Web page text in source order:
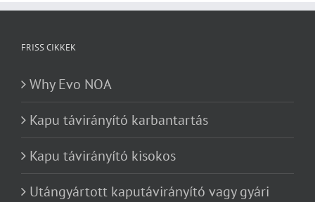
FRISS CIKKEK
Why Evo NOA
Kapu távirányító karbantartás
Kapu távirányító kisokos
Utángyártott kaputávirányító vagy gyári